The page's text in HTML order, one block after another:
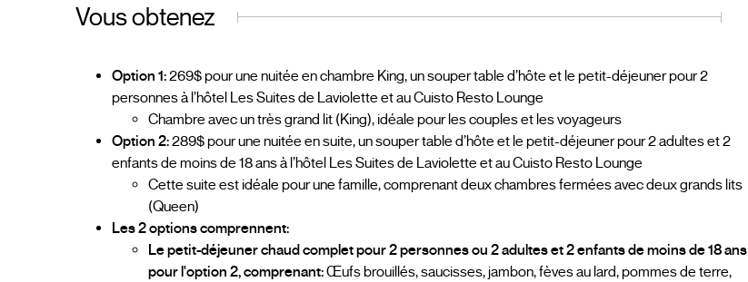
Vous obtenez
Option 1:269$ pour une nuitée en chambre King, un souper table d’hôte et le petit-déjeuner pour 2
personnes à l’hôtel Les Suites de Laviolette et au Cuisto Resto Lounge
Chambre avec un très grand lit (King), idéale pour les couples et les voyageurs
Option 2:289$ pour une nuitée en suite, un souper table d’hôte et le petit-déjeuner pour 2 adultes et 2
enfants de moins de 18 ans à l’hôtel Les Suites de Laviolette et au Cuisto Resto Lounge
Cette suite est idéale pour une famille, comprenant deux chambres fermées avec deux grands lits
(Queen)
Les 2 options comprennent:
Le petit-déjeuner chaud complet pour 2 personnes ou 2 adultes et 2 enfants de moins de 18 ans
pour l'option 2, comprenant:Œufs brouillés, saucisses, jambon, fèves au lard, pommes de terre,